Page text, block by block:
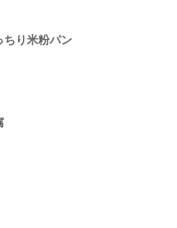
ちり米粉パン